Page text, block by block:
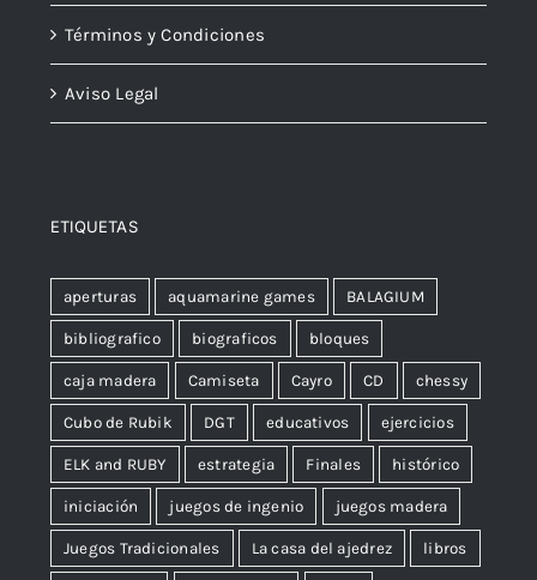
Términos y Condiciones
Aviso Legal
ETIQUETAS
aperturas aquamarine games BALAGIUM
bibliografico biograficos bloques
caja madera Camiseta Cayro CD chessy
Cubo de Rubik DGT educativos ejercicios
ELK and RUBY estrategia Finales histórico
iniciación juegos de ingenio juegos madera
Juegos Tradicionales La casa del ajedrez libros